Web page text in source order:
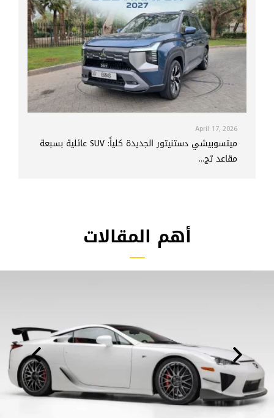
April 17, 2026
ميتسوبيشي دستنيتور الجديدة كلياً: SUV عائلية بسبعة
مقاعد تج...
أهم المقالات